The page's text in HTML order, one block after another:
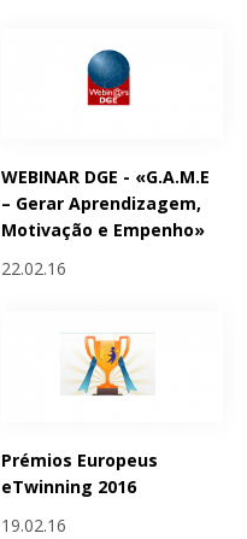
WEBINAR DGE - «G.A.M.E
– Gerar Aprendizagem,
Motivação e Empenho»
22.02.16
Prémios Europeus
eTwinning 2016
19.02.16